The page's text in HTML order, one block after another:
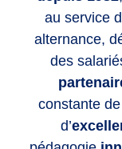
au service
alternance,
des
constante de
d’